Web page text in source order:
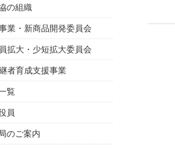
の組織
業・新商品開発委員会
拡大・少短拡大委員会
者育成支援事業
覧
員
のご案内